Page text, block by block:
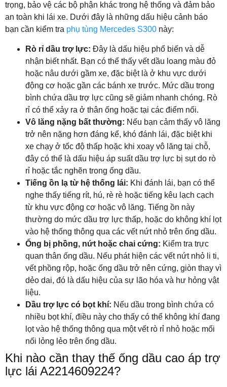
trọng, bảo vệ các bộ phận khác trong hệ thống và đảm bảo
an toàn khi lái xe. Dưới đây là những dấu hiệu cảnh báo
bạn cần kiểm tra phụ tùng Mercedes S300 này:
Rò rỉ dầu trợ lực: Đây là dấu hiệu phổ biến và dễ
nhận biết nhất. Bạn có thể thấy vết dầu loang màu đỏ
hoặc nâu dưới gầm xe, đặc biệt là ở khu vực dưới
động cơ hoặc gần các bánh xe trước. Mức dầu trong
bình chứa dầu trợ lực cũng sẽ giảm nhanh chóng. Rò
rỉ có thể xảy ra ở thân ống hoặc tại các điểm nối.
Vô lăng nặng bất thường: Nếu bạn cảm thấy vô lăng
trở nên nặng hơn đáng kể, khó đánh lái, đặc biệt khi
xe chạy ở tốc độ thấp hoặc khi xoay vô lăng tại chỗ,
đây có thể là dấu hiệu áp suất dầu trợ lực bị sụt do rò
rỉ hoặc tắc nghẽn trong ống dầu.
Tiếng ồn lạ từ hệ thống lái: Khi đánh lái, bạn có thể
nghe thấy tiếng rít, hú, rè rè hoặc tiếng kêu lạch cạch
từ khu vực động cơ hoặc vô lăng. Tiếng ồn này
thường do mức dầu trợ lực thấp, hoặc do không khí lọt
vào hệ thống thông qua các vết nứt nhỏ trên ống dầu.
Ống bị phồng, nứt hoặc chai cứng: Kiểm tra trực
quan thân ống dầu. Nếu phát hiện các vết nứt nhỏ li ti,
vết phồng rộp, hoặc ống dầu trở nên cứng, giòn thay vì
dẻo dai, đó là dấu hiệu của sự lão hóa và hư hỏng vật
liệu.
Dầu trợ lực có bọt khí: Nếu dầu trong bình chứa có
nhiều bọt khí, điều này cho thấy có thể không khí đang
lọt vào hệ thống thông qua một vết rò rỉ nhỏ hoặc mối
nối lỏng lẻo trên ống dầu.
Khi nào cần thay thế ống dầu cao áp trợ
lực lái A2214609224?